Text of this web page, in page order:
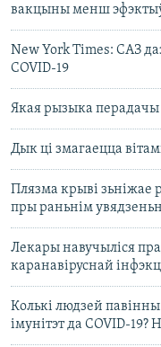
вакцыны менш
New York Times: САЗ
COVID-19
Якая рызыка перадачы
Дык ці змагаецца
Плязма крыві
пры раньнім
Лекары навучыліся
каранавіруснай
Колькі людзей
імунітэт да COVID-19?